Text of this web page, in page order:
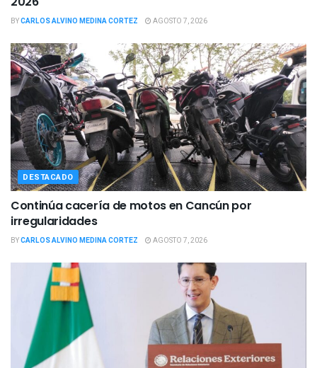
BYCARLOS ALVINO MEDINA CORTEZ AGOSTO 7, 2026
DESTACADO
Continúa cacería de motos en Cancún por
irregularidades
BYCARLOS ALVINO MEDINA CORTEZ AGOSTO 7, 2026